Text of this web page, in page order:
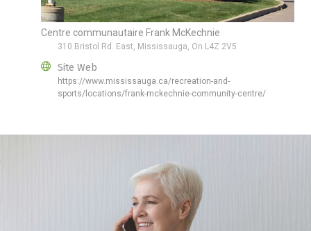
Centre communautaire Frank McKechnie
310 Bristol Rd. East, Mississauga, On L4Z 2V5
Site Web
https://www.mississauga.ca/recreation-and-
sports/locations/frank-mckechnie-community-centre/